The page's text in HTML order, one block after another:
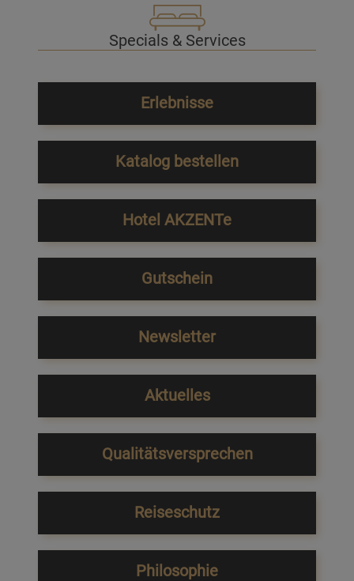
Specials & Services
Erlebnisse
Katalog bestellen
Hotel AKZENTe
Gutschein
Newsletter
Aktuelles
Qualitätsversprechen
Reiseschutz
Philosophie